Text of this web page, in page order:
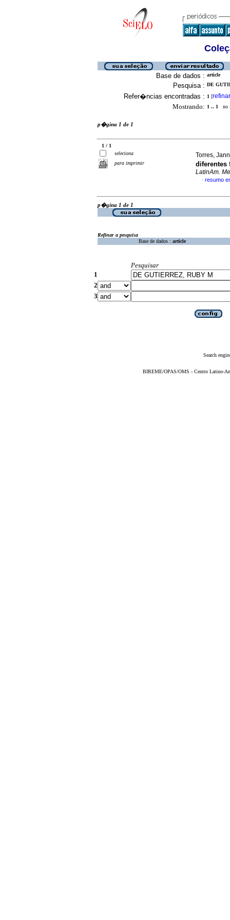
Base de dados : article
Pesquisa : DE
Refer�ncias encontradas : 1 [refinar
Mostrando: 1 .. 1 no
p�gina 1 de 1
1 / 1
seleciona
para imprimir
Torres,
diferentes
LatinAm.
· resumo
p�gina 1 de 1
Refinar a pesquisa
Base de dados : article
Pesquisar
1
2
3
Search
BIREME/OPAS/OMS - Centro Latino-